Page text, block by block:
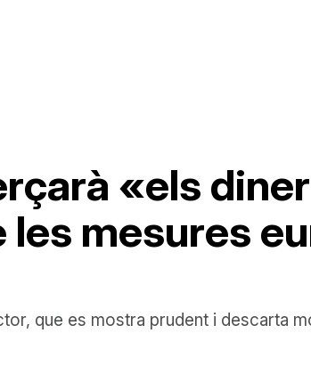
«els
mesures
que es mostra prudent i descarta